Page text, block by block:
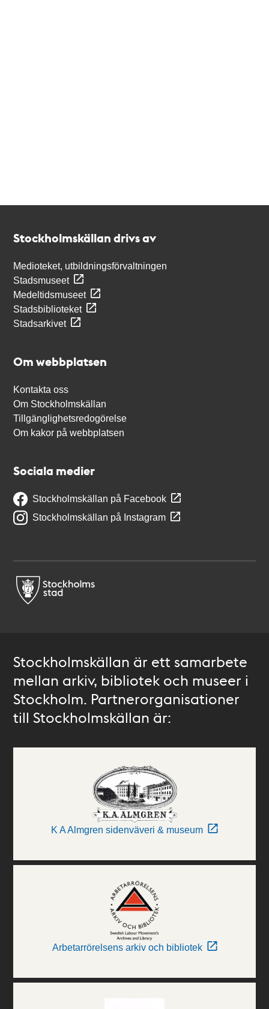
Stockholmskällan drivs av
Medioteket, utbildningsförvaltningen
Stadsmuseet
Medeltidsmuseet
Stadsbiblioteket
Stadsarkivet
Om webbplatsen
Kontakta oss
Om Stockholmskällan
Tillgänglighetsredogörelse
Om kakor på webbplatsen
Sociala medier
Stockholmskällan på Facebook
Stockholmskällan på Instagram
Stockholmskällan är ett samarbete
mellan arkiv, bibliotek och museer i
Stockholm. Partnerorganisationer
till Stockholmskällan är:
K A Almgren sidenväveri & museum
Arbetarrörelsens arkiv och bibliotek